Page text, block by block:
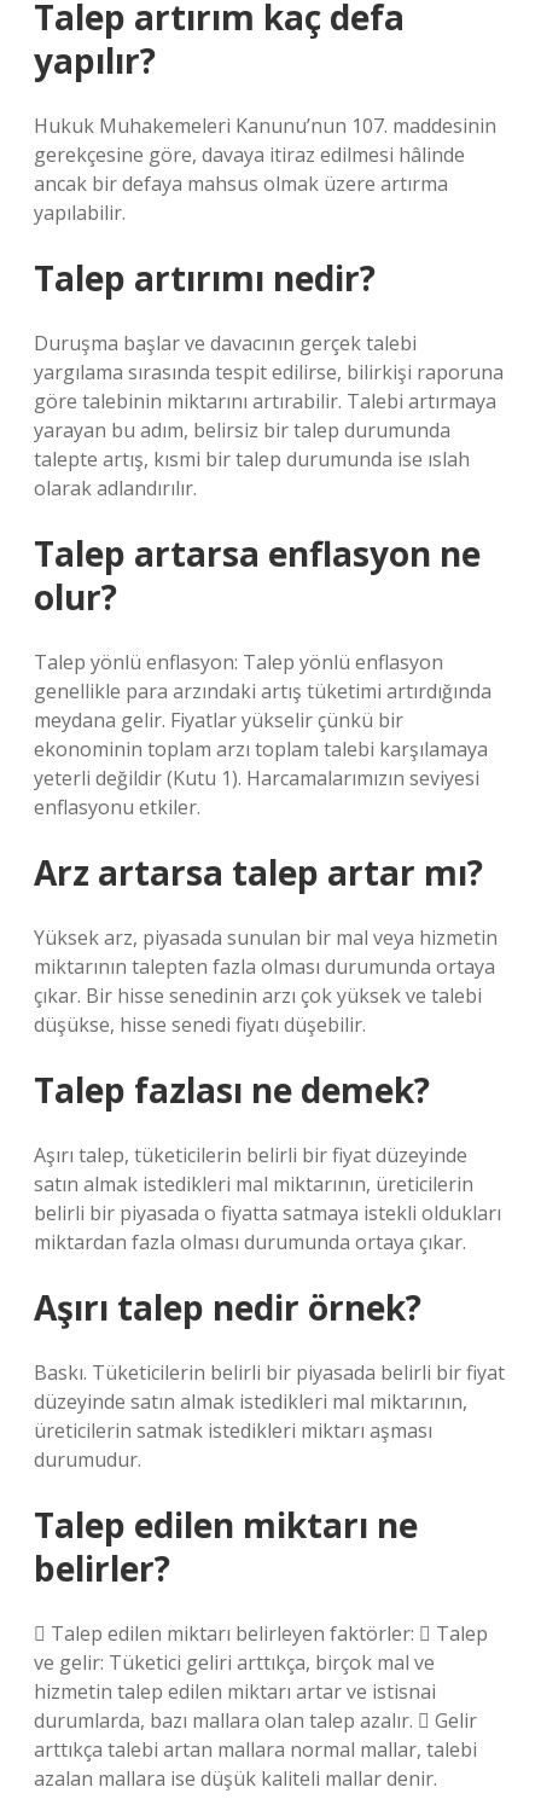
Talep artırım kaç defa
yapılır?
Hukuk Muhakemeleri Kanunu’nun 107. maddesinin
gerekçesine göre, davaya itiraz edilmesi hâlinde
ancak bir defaya mahsus olmak üzere artırma
yapılabilir.
Talep artırımı nedir?
Duruşma başlar ve davacının gerçek talebi
yargılama sırasında tespit edilirse, bilirkişi raporuna
göre talebinin miktarını artırabilir. Talebi artırmaya
yarayan bu adım, belirsiz bir talep durumunda
talepte artış, kısmi bir talep durumunda ise ıslah
olarak adlandırılır.
Talep artarsa enflasyon ne
olur?
Talep yönlü enflasyon: Talep yönlü enflasyon
genellikle para arzındaki artış tüketimi artırdığında
meydana gelir. Fiyatlar yükselir çünkü bir
ekonominin toplam arzı toplam talebi karşılamaya
yeterli değildir (Kutu 1). Harcamalarımızın seviyesi
enflasyonu etkiler.
Arz artarsa talep artar mı?
Yüksek arz, piyasada sunulan bir mal veya hizmetin
miktarının talepten fazla olması durumunda ortaya
çıkar. Bir hisse senedinin arzı çok yüksek ve talebi
düşükse, hisse senedi fiyatı düşebilir.
Talep fazlası ne demek?
Aşırı talep, tüketicilerin belirli bir fiyat düzeyinde
satın almak istedikleri mal miktarının, üreticilerin
belirli bir piyasada o fiyatta satmaya istekli oldukları
miktardan fazla olması durumunda ortaya çıkar.
Aşırı talep nedir örnek?
Baskı. Tüketicilerin belirli bir piyasada belirli bir fiyat
düzeyinde satın almak istedikleri mal miktarının,
üreticilerin satmak istedikleri miktarı aşması
durumudur.
Talep edilen miktarı ne
belirler?
 Talep edilen miktarı belirleyen faktörler:  Talep
ve gelir: Tüketici geliri arttıkça, birçok mal ve
hizmetin talep edilen miktarı artar ve istisnai
durumlarda, bazı mallara olan talep azalır.  Gelir
arttıkça talebi artan mallara normal mallar, talebi
azalan mallara ise düşük kaliteli mallar denir.